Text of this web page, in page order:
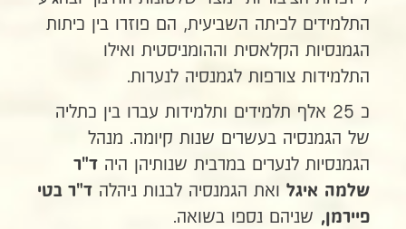
התלמידים לכיתה השביעית, הם פוזרו בין כיתות
הגמנסיות הקלאסית וההומניסטית ואילו
התלמידות צורפות לגמנסיה לנערות.
כ 25 אלף תלמידים ותלמידות עברו בין כתליה
של הגמנסיה בעשרים שנות קיומה. מנהל
הגמנסיות לנערים במרבית שנותיהן היה ד"ר
שלמה איגל ואת הגמנסיה לבנות ניהלה ד"ר בטי
פיירמן, שניהם נספו בשואה.